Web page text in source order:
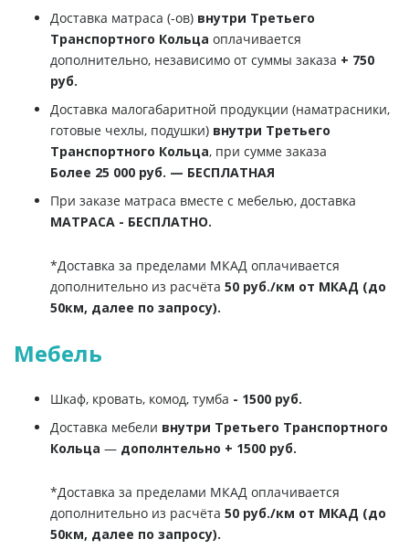
Доставка матраса (-ов) внутри Третьего
Транспортного Кольца оплачивается
дополнительно, независимо от суммы заказа + 750
руб.
Доставка малогабаритной продукции (наматрасники,
готовые чехлы, подушки) внутри Третьего
Транспортного Кольца, при сумме заказа
Более 25 000 руб. — БЕСПЛАТНАЯ
При заказе матраса вместе с мебелью, доставка
МАТРАСА - БЕСПЛАТНО.
*Доставка за пределами МКАД оплачивается
дополнительно из расчёта 50 руб./км от МКАД (до
50км, далее по запросу).
Мебель
Шкаф, кровать, комод, тумба - 1500 руб.
Доставка мебели внутри Третьего Транспортного
Кольца — дополнтельно + 1500 руб.
*Доставка за пределами МКАД оплачивается
дополнительно из расчёта 50 руб./км от МКАД (до
50км, далее по запросу).